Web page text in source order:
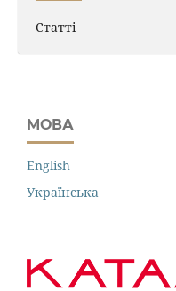
Статті
МОВА
English
Українська